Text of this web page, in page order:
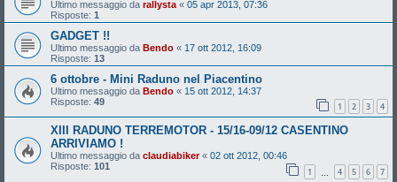
Ultimo messaggio da rallysta « 05 apr 2013, 07:36
Risposte: 1
GADGET !!
Ultimo messaggio da Bendo « 17 ott 2012, 16:09
Risposte: 13
6 ottobre - Mini Raduno nel Piacentino
Ultimo messaggio da Bendo « 15 ott 2012, 14:37
Risposte: 49 1 2 3 4
XIII RADUNO TERREMOTOR - 15/16-09/12 CASENTINO
ARRIVIAMO !
Ultimo messaggio da claudiabiker« 02 ott 2012, 00:46
Risposte: 101 1 4 5 6 7